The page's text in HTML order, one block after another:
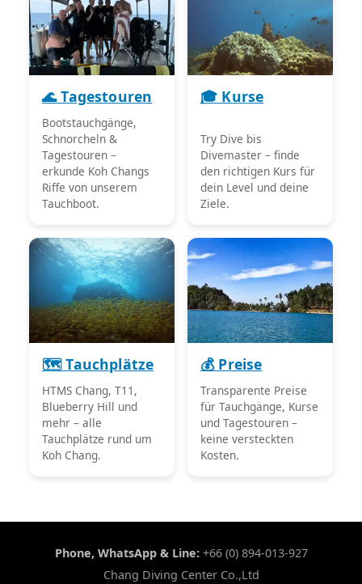
🌊 Tagestouren
Bootstauchgänge,
Schnorcheln &
Tagestouren –
erkunde Koh Changs
Riffe von unserem
Tauchboot.
🎓 Kurse
Try Dive bis
Divemaster – finde
den richtigen Kurs für
dein Level und deine
Ziele.
🗺️ Tauchplätze
HTMS Chang, T11,
Blueberry Hill und
mehr – alle
Tauchplätze rund um
Koh Chang.
💰 Preise
Transparente Preise
für Tauchgänge, Kurse
und Tagestouren –
keine versteckten
Kosten.
Phone, WhatsApp & Line: +66 (0) 894-013-927
Chang Diving Center Co.,Ltd